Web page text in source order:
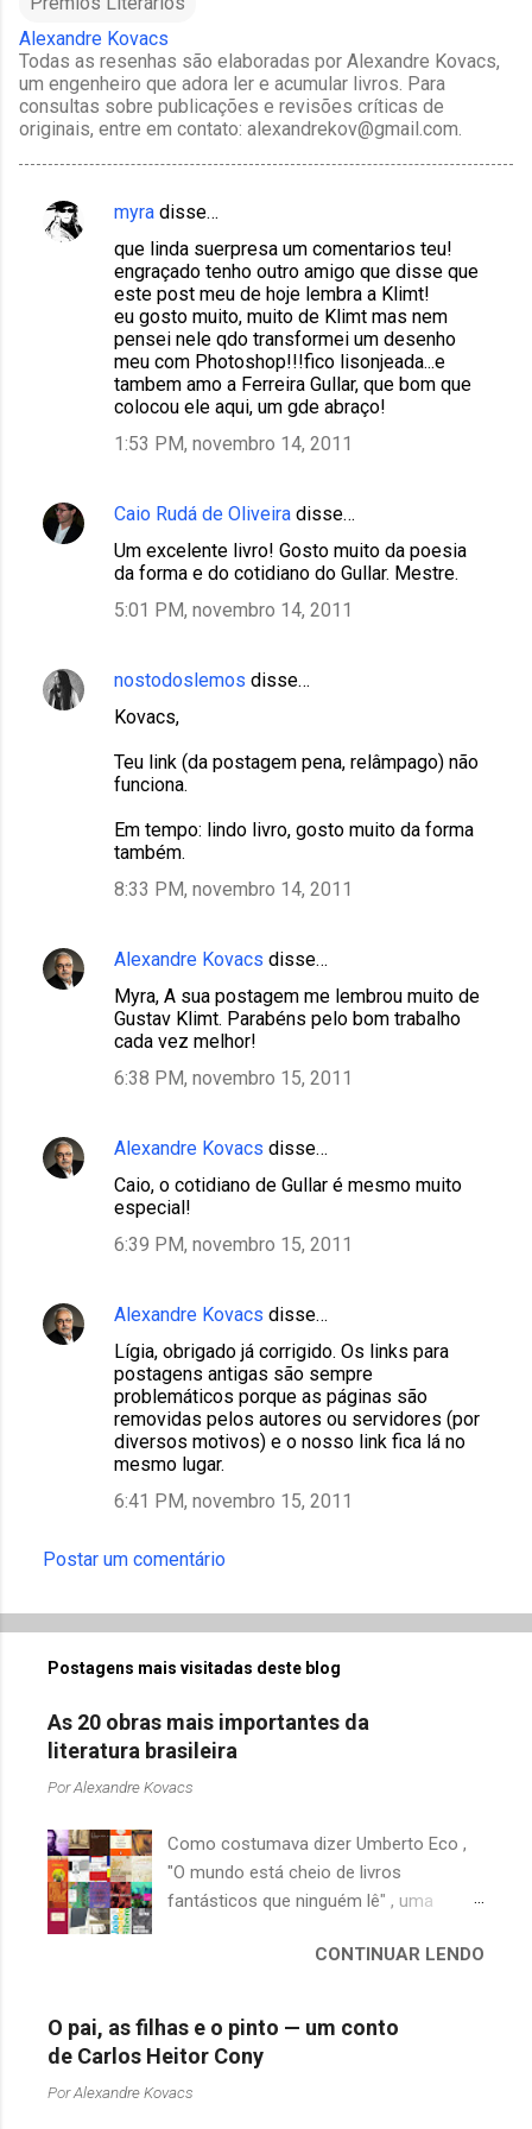
Alexandre Kovacs
Todas as resenhas são elaboradas por Alexandre Kovacs,
um engenheiro que adora ler e acumular livros. Para
consultas sobre publicações e revisões críticas de
originais, entre em contato: alexandrekov@gmail.com.
C
o
myra disse…
que linda suerpresa um comentarios teu!
engraçado tenho outro amigo que disse que
este post meu de hoje lembra a Klimt!
eu gosto muito, muito de Klimt mas nem
pensei nele qdo transformei um desenho
meu com Photoshop!!!fico lisonjeada...e
tambem amo a Ferreira Gullar, que bom que
colocou ele aqui, um gde abraço!
1:53 PM, novembro 14, 2011
Caio Rudá de Oliveira disse…
Um excelente livro! Gosto muito da poesia
da forma e do cotidiano do Gullar. Mestre.
5:01 PM, novembro 14, 2011
nostodoslemos disse…
Kovacs,
Teu link (da postagem pena, relâmpago) não
funciona.
Em tempo: lindo livro, gosto muito da forma
também.
8:33 PM, novembro 14, 2011
Alexandre Kovacs disse…
Myra, A sua postagem me lembrou muito de
Gustav Klimt. Parabéns pelo bom trabalho
cada vez melhor!
6:38 PM, novembro 15, 2011
Alexandre Kovacs disse…
Caio, o cotidiano de Gullar é mesmo muito
especial!
6:39 PM, novembro 15, 2011
Alexandre Kovacs disse…
Lígia, obrigado já corrigido. Os links para
postagens antigas são sempre
problemáticos porque as páginas são
removidas pelos autores ou servidores (por
diversos motivos) e o nosso link fica lá no
mesmo lugar.
6:41 PM, novembro 15, 2011
Postar um comentário
Postagens mais visitadas deste blog
As 20 obras mais importantes da
literatura brasileira
PorAlexandre Kovacs
Como costumava dizer Umberto Eco ,
"O mundo está cheio de livros
fantásticos que ninguém lê" , uma
quando falamos de clássicos da
escritores brasileiros, somos forçados
a uma avaliação burocrática na escola e
acabamos adquirindo uma certa
antipatia a determinado livro ou autor
CONTINUAR LENDO
O pai, as filhas e o pinto — um conto
de Carlos Heitor Cony
PorAlexandre Kovacs